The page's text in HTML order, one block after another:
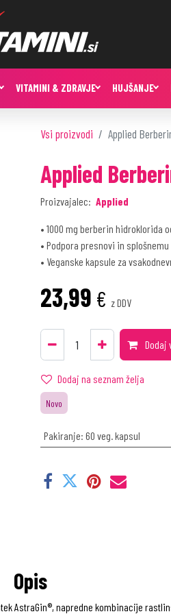
VITAMINI & ZDRAVJE HUJŠANJE
Vsi proizvodi Applied
Applied
Proizvajalec: Applied
• 1000 mg berberin hidroklorida
• Podpora presnovi in
• Veganske kapsule za
23,99 € z DDV
Dodaj
Dodaj na seznam želja
Novo
Pakiranje: 60 veg. kapsul
Opis
AstraGin®, napredne kombinacije